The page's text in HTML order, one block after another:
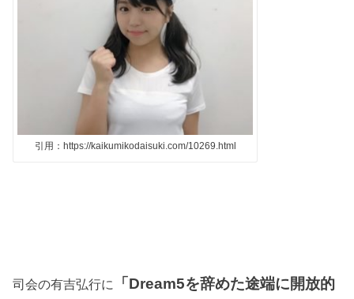
引用：https://kaikumikodaisuki.com/10269.html
司会の有吉弘行に 「 Dream5を辞めた途端に開放的